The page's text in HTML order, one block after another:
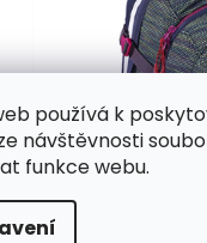
používá k
návštěvnosti
funkce webu.